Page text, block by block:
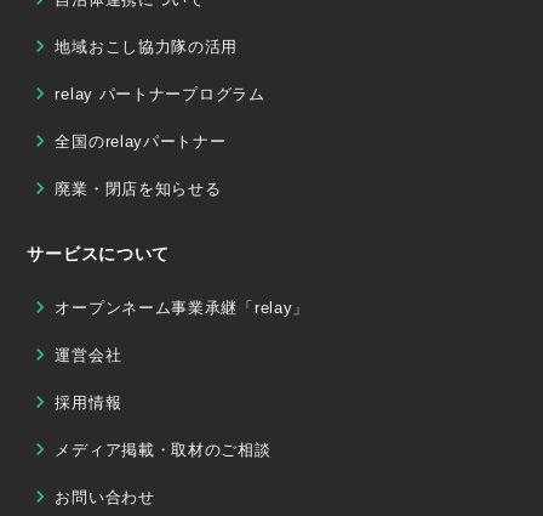
地域おこし協力隊の活用
relay パートナープログラム
全国のrelayパートナー
廃業・閉店を知らせる
サービスについて
オープンネーム事業承継「relay」
運営会社
採用情報
メディア掲載・取材のご相談
お問い合わせ